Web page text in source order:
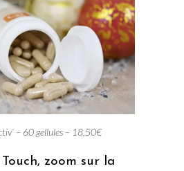
– 60 gellules – 18,50€
zoom sur la